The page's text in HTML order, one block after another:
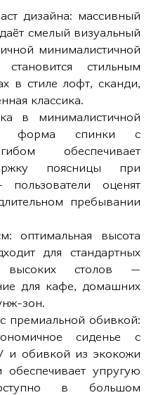
дизайна: массивный
смелый визуальный
минималистичной
стильным
в стиле лофт, сканди,
классика.
в минималистичной
форма спинки с
обеспечивает
поясницы при
оценят
пребывании
оптимальная высота
для стандартных
столов —
для кафе, домашних
зон.
премиальной обивкой:
сиденье с
и обивкой из экокожи
упругую
в большом